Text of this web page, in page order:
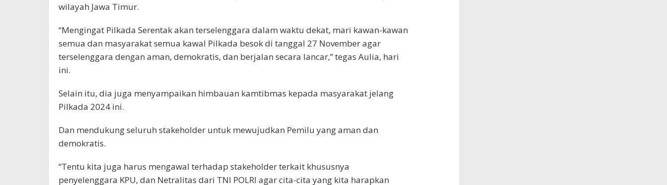
wilayah Jawa Timur.
“Mengingat Pilkada Serentak akan terselenggara dalam waktu dekat, mari kawan-kawan
semua dan masyarakat semua kawal Pilkada besok di tanggal 27 November agar
terselenggara dengan aman, demokratis, dan berjalan secara lancar,” tegas Aulia, hari
ini.
Selain itu, dia juga menyampaikan himbauan kamtibmas kepada masyarakat jelang
Pilkada 2024 ini.
Dan mendukung seluruh stakeholder untuk mewujudkan Pemilu yang aman dan
demokratis.
“Tentu kita juga harus mengawal terhadap stakeholder terkait khususnya
penyelenggara KPU, dan Netralitas dari TNI POLRI agar cita-cita yang kita harapkan